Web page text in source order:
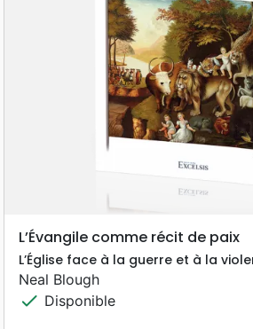
L’Évangile comme récit de paix
L’Église face à la guerre et à la
Neal Blough
check Disponible